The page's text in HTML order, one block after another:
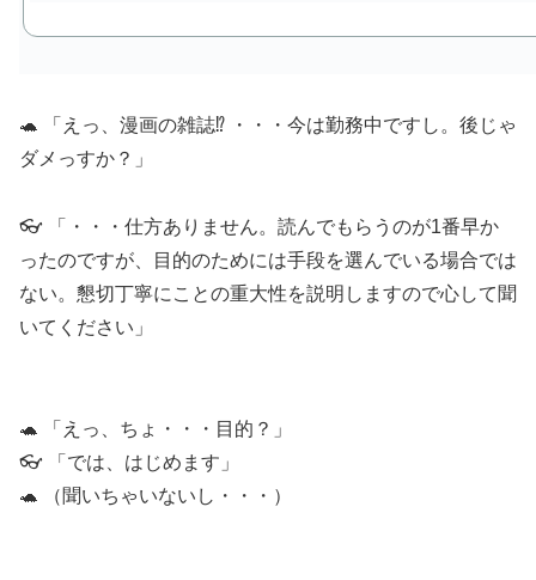
🐢 「えっ、漫画の雑誌⁉ ・・・今は勤務中ですし。後じゃ
ダメっすか？」
👓 「・・・仕方ありません。読んでもらうのが1番早か
ったのですが、目的のためには手段を選んでいる場合では
ない。懇切丁寧にことの重大性を説明しますので心して聞
いてください」
🐢 「えっ、ちょ・・・目的？」
👓 「では、はじめます」
🐢 （聞いちゃいないし・・・）